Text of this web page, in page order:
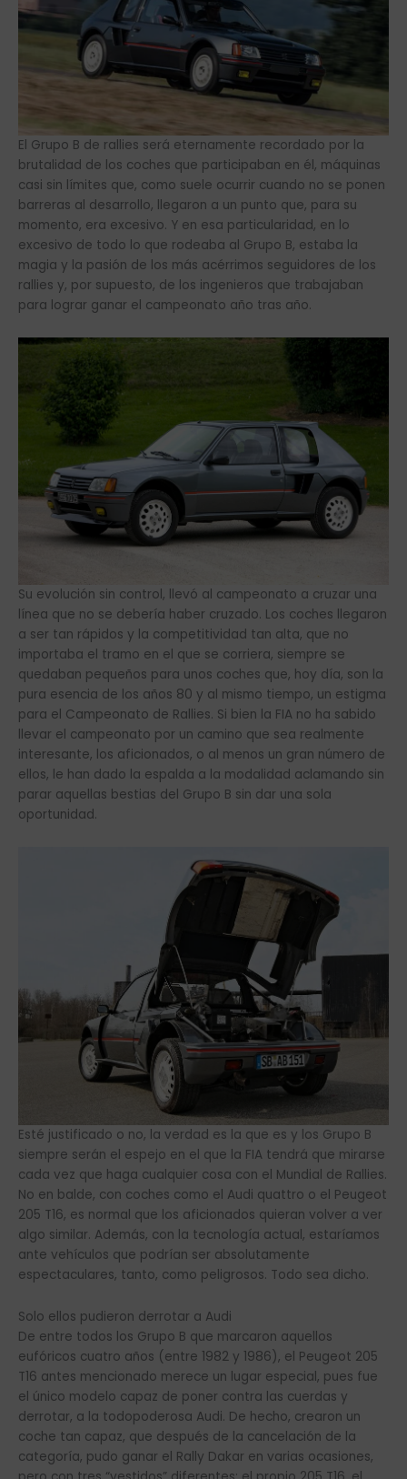
El Grupo B de rallies será eternamente recordado por la
brutalidad de los coches que participaban en él, máquinas
casi sin límites que, como suele ocurrir cuando no se ponen
barreras al desarrollo, llegaron a un punto que, para su
momento, era excesivo. Y en esa particularidad, en lo
excesivo de todo lo que rodeaba al Grupo B, estaba la
magia y la pasión de los más acérrimos seguidores de los
rallies y, por supuesto, de los ingenieros que trabajaban
para lograr ganar el campeonato año tras año.
Su evolución sin control, llevó al campeonato a cruzar una
línea que no se debería haber cruzado. Los coches llegaron
a ser tan rápidos y la competitividad tan alta, que no
importaba el tramo en el que se corriera, siempre se
quedaban pequeños para unos coches que, hoy día, son la
pura esencia de los años 80 y al mismo tiempo, un estigma
para el Campeonato de Rallies. Si bien la FIA no ha sabido
llevar el campeonato por un camino que sea realmente
interesante, los aficionados, o al menos un gran número de
ellos, le han dado la espalda a la modalidad aclamando sin
parar aquellas bestias del Grupo B sin dar una sola
oportunidad.
Esté justificado o no, la verdad es la que es y los Grupo B
siempre serán el espejo en el que la FIA tendrá que mirarse
cada vez que haga cualquier cosa con el Mundial de Rallies.
No en balde, con coches como el Audi quattro o el Peugeot
205 T16, es normal que los aficionados quieran volver a ver
algo similar. Además, con la tecnología actual, estaríamos
ante vehículos que podrían ser absolutamente
espectaculares, tanto, como peligrosos. Todo sea dicho.
Solo ellos pudieron derrotar a Audi
De entre todos los Grupo B que marcaron aquellos
eufóricos cuatro años (entre 1982 y 1986), el Peugeot 205
T16 antes mencionado merece un lugar especial, pues fue
el único modelo capaz de poner contra las cuerdas y
derrotar, a la todopoderosa Audi. De hecho, crearon un
coche tan capaz, que después de la cancelación de la
categoría, pudo ganar el Rally Dakar en varias ocasiones,